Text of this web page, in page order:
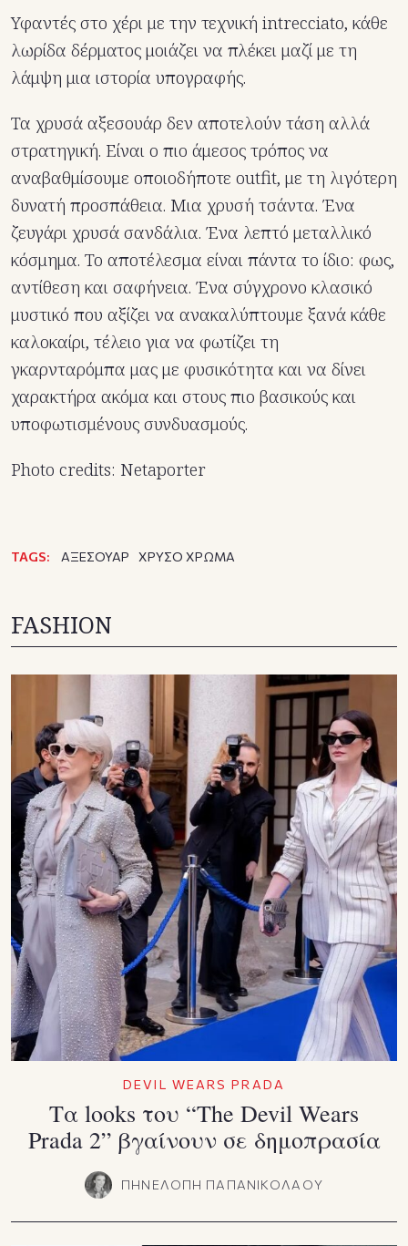
Υφαντές στο χέρι με την τεχνική intrecciato, κάθε
λωρίδα δέρματος μοιάζει να πλέκει μαζί με τη
λάμψη μια ιστορία υπογραφής.
Τα χρυσά αξεσουάρ δεν αποτελούν τάση αλλά
στρατηγική. Είναι ο πιο άμεσος τρόπος να
αναβαθμίσουμε οποιοδήποτε outfit, με τη λιγότερη
δυνατή προσπάθεια. Μια χρυσή τσάντα. Ένα
ζευγάρι χρυσά σανδάλια. Ένα λεπτό μεταλλικό
κόσμημα. Το αποτέλεσμα είναι πάντα το ίδιο: φως,
αντίθεση και σαφήνεια. Ένα σύγχρονο κλασικό
μυστικό που αξίζει να ανακαλύπτουμε ξανά κάθε
καλοκαίρι, τέλειο για να φωτίζει τη
γκαρνταρόμπα μας με φυσικότητα και να δίνει
χαρακτήρα ακόμα και στους πιο βασικούς και
υποφωτισμένους συνδυασμούς.
Photo credits: Netaporter
TAGS: ΑΞΕΣΟΥΑΡ ΧΡΥΣΟ ΧΡΩΜΑ
FASHION
DEVIL WEARS PRADA
Τα looks του “The Devil Wears
Prada 2” βγαίνουν σε δημοπρασία
ΠΗΝΕΛΟΠΗ ΠΑΠΑΝΙΚΟΛΑΟΥ